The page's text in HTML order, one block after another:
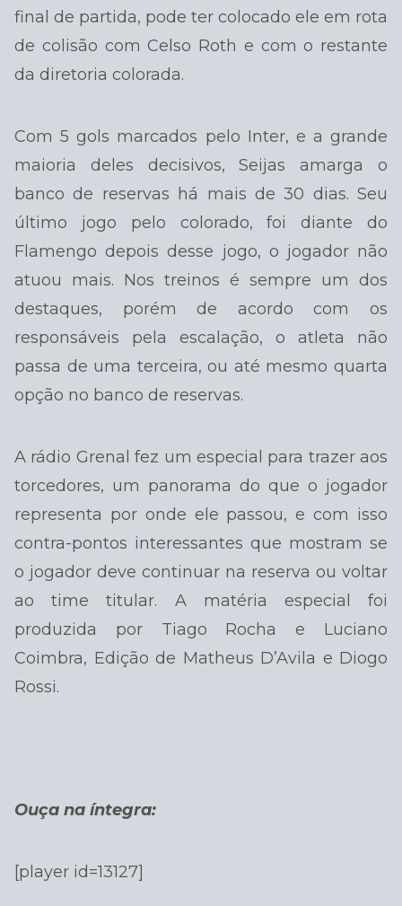
final de partida, pode ter colocado ele em rota
de colisão com Celso Roth e com o restante
da diretoria colorada.
Com 5 gols marcados pelo Inter, e a grande
maioria deles decisivos, Seijas amarga o
banco de reservas há mais de 30 dias. Seu
último jogo pelo colorado, foi diante do
Flamengo depois desse jogo, o jogador não
atuou mais. Nos treinos é sempre um dos
destaques, porém de acordo com os
responsáveis pela escalação, o atleta não
passa de uma terceira, ou até mesmo quarta
opção no banco de reservas.
A rádio Grenal fez um especial para trazer aos
torcedores, um panorama do que o jogador
representa por onde ele passou, e com isso
contra-pontos interessantes que mostram se
o jogador deve continuar na reserva ou voltar
ao time titular. A matéria especial foi
produzida por Tiago Rocha e Luciano
Coimbra, Edição de Matheus D’Avila e Diogo
Rossi.
Ouça na íntegra:
[player id=13127]